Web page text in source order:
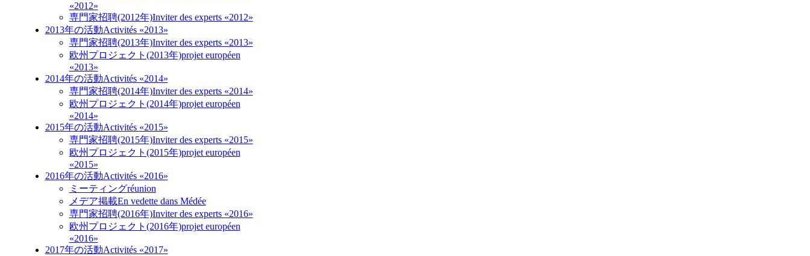
«2012»
専門家招聘(2012年)Inviter des experts «2012»
2013年の活動Activités «2013»
専門家招聘(2013年)Inviter des experts «2013»
欧州プロジェクト(2013年)projet européen
«2013»
2014年の活動Activités «2014»
専門家招聘(2014年)Inviter des experts «2014»
欧州プロジェクト(2014年)projet européen
«2014»
2015年の活動Activités «2015»
専門家招聘(2015年)Inviter des experts «2015»
欧州プロジェクト(2015年)projet européen
«2015»
2016年の活動Activités «2016»
ミーティングréunion
メデア掲載En vedette dans Médée
専門家招聘(2016年)Inviter des experts «2016»
欧州プロジェクト(2016年)projet européen
«2016»
2017年の活動Activités «2017»